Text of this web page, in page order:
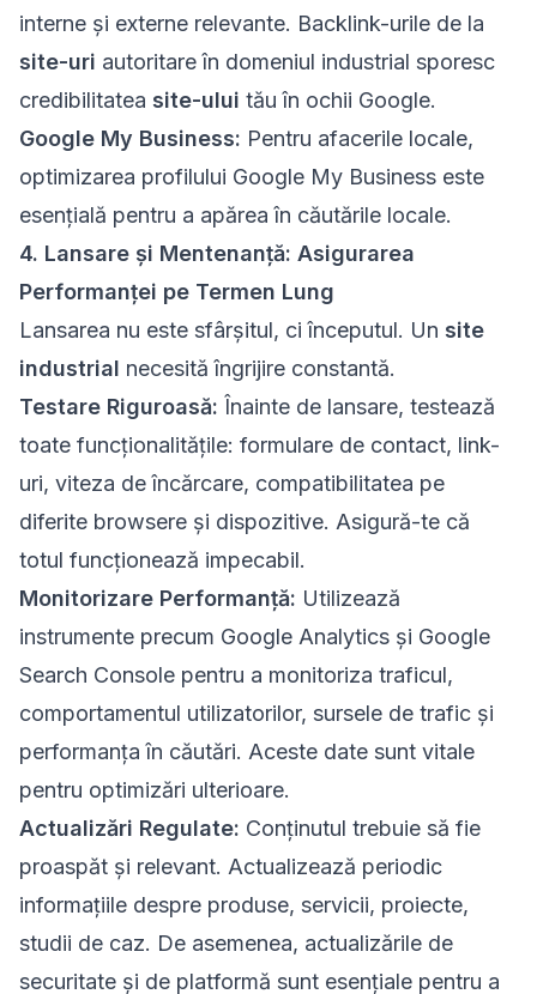
interne și externe relevante. Backlink-urile de la
site-uri autoritare în domeniul industrial sporesc
credibilitatea site-ului tău în ochii Google.
Google My Business: Pentru afacerile locale,
optimizarea profilului Google My Business este
esențială pentru a apărea în căutările locale.
4. Lansare și Mentenanță: Asigurarea
Performanței pe Termen Lung
Lansarea nu este sfârșitul, ci începutul. Un site
industrial necesită îngrijire constantă.
Testare Riguroasă: Înainte de lansare, testează
toate funcționalitățile: formulare de contact, link-
uri, viteza de încărcare, compatibilitatea pe
diferite browsere și dispozitive. Asigură-te că
totul funcționează impecabil.
Monitorizare Performanță: Utilizează
instrumente precum Google Analytics și Google
Search Console pentru a monitoriza traficul,
comportamentul utilizatorilor, sursele de trafic și
performanța în căutări. Aceste date sunt vitale
pentru optimizări ulterioare.
Actualizări Regulate: Conținutul trebuie să fie
proaspăt și relevant. Actualizează periodic
informațiile despre produse, servicii, proiecte,
studii de caz. De asemenea, actualizările de
securitate și de platformă sunt esențiale pentru a